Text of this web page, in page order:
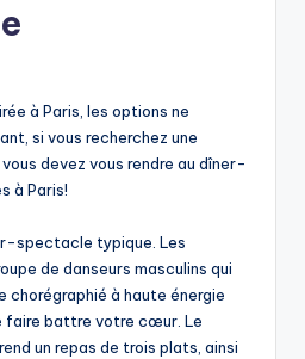
à Paris, les options ne
si vous recherchez une
devez vous rendre au dîner-
à Paris!
spectacle typique. Les
de danseurs masculins qui
à haute énergie
faire battre votre cœur. Le
un repas de trois plats, ainsi